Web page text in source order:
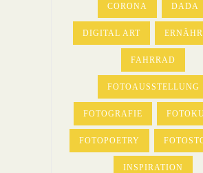
CORONA DADA
DIGITAL ART
FAHRRAD
FOTOAUSSTELLUNG
FOTOGRAFIE
FOTOPOETRY
INSPIRATION